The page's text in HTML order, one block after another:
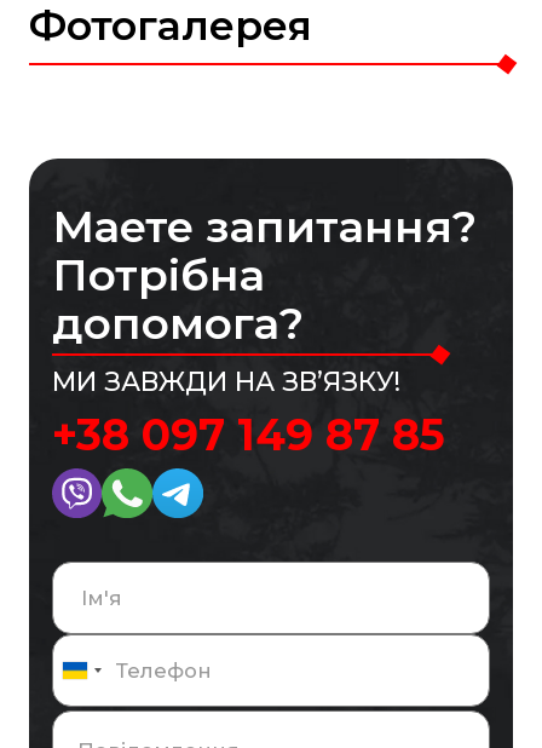
Фотогалерея
Маете запитання?
Потрібна
допомога?
МИ ЗАВЖДИ НА ЗВ’ЯЗКУ!
+38 097 149 87 85